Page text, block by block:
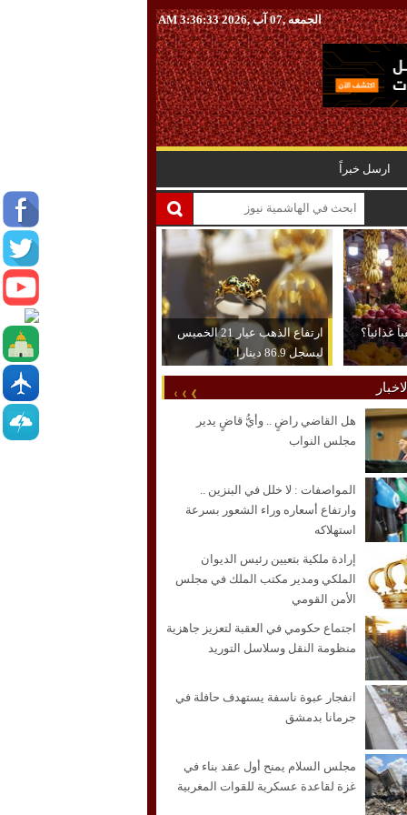
الجمعه ,07 آب ,2026 3:36:34 AM
ارسل خبراً
غذائياً؟
ارتفاع الذهب عيار 21 الخميس
ليسجل 86.9 دينارا
هل القاضي راضٍ .. وأيُّ قاضٍ يدير
مجلس النواب
المواصفات : لا خلل في البنزين ..
وارتفاع أسعاره وراء الشعور بسرعة
استهلاكه
إرادة ملكية بتعيين رئيس الديوان
الملكي ومدير مكتب الملك في مجلس
الأمن القومي
اجتماع حكومي في العقبة لتعزيز جاهزية
منظومة النقل وسلاسل التوريد
انفجار عبوة ناسفة يستهدف حافلة في
جرمانا بدمشق
مجلس السلام يمنح أول عقد بناء في
غزة لقاعدة عسكرية للقوات المغربية